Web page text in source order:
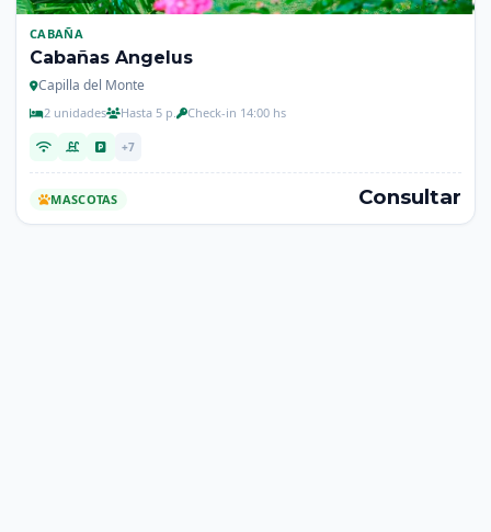
CABAÑA
Cabañas Angelus
Capilla del Monte
2 unidades Hasta 5 p. Check-in 14:00 hs
+7
MASCOTAS Consultar